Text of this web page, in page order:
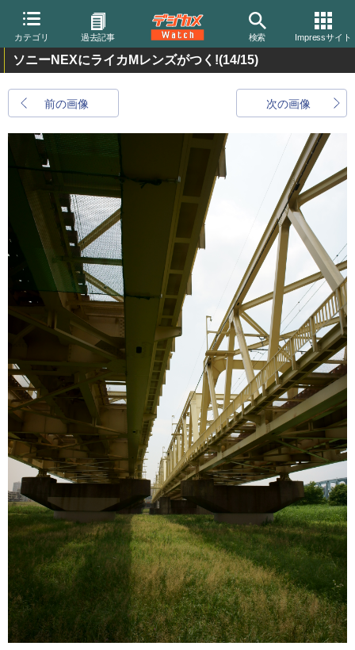
カテゴリ 過去記事 検索 Impressサイト
ソニーNEXにライカMレンズがつく!(14/15)
前の画像 次の画像